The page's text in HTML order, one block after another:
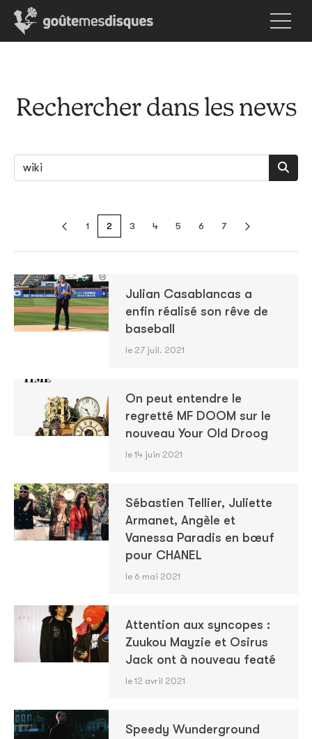
Rechercher dans les news
1 2 3 4 5 6 7
Julian Casablancas a
enfin réalisé son rêve de
baseball
le 27 juil. 2021
On peut entendre le
regretté MF DOOM sur le
nouveau Your Old Droog
le 14 juin 2021
Sébastien Tellier, Juliette
Armanet, Angèle et
Vanessa Paradis en bœuf
pour CHANEL
le 6 mai 2021
Attention aux syncopes :
Zuukou Mayzie et Osirus
Jack ont à nouveau featé
le 12 avril 2021
Speedy Wunderground